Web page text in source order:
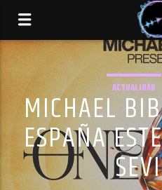
ACTUALIDAD
MICHAEL
ESPAÑA